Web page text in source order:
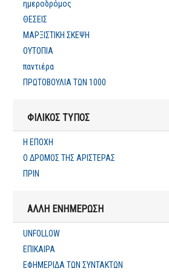
ημεροδρόμος
ΘΕΣΕΙΣ
ΜΑΡΞΙΣΤΙΚΗ ΣΚΕΨΗ
ΟΥΤΟΠΙΑ
παντιέρα
ΠΡΩΤΟΒΟΥΛΙΑ ΤΩΝ 1000
ΦΙΛΙΚΟΣ ΤΥΠΟΣ
Η ΕΠΟΧΗ
Ο ΔΡΟΜΟΣ ΤΗΣ ΑΡΙΣΤΕΡΑΣ
ΠΡΙΝ
ΑΛΛΗ ΕΝΗΜΕΡΩΣΗ
UNFOLLOW
ΕΠΙΚΑΙΡΑ
ΕΦΗΜΕΡΙΔΑ ΤΩΝ ΣΥΝΤΑΚΤΩΝ